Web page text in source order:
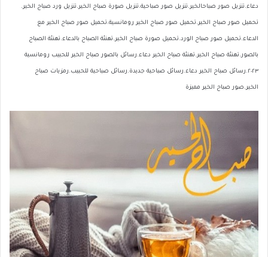
دعاء.تنزيل صور صباحالخير.تنزيل صور صباحية.تنزيل صورة صباح الخير.تنزيل ورد صباح الخير.
تحميل صور صباح الخير.تحميل صور صباح الخير رومانسية.تحميل صور صباح الخير مع
الدعاء.تحميل صور صباح الورد.تحميل صورة صباح الخير.تهنئة الصباح بالدعاء.تهنئة الصباح
بالصور.تهنئة صباح الخير.تهنئة صباح الخير دعاء.رسائل بالصور صباح الخير للحبيب رومانسية
٢٠٢٣.رسائل صباح الخير دعاء.رسائل صباحية جديدة.رسائل صباحية للحبيب.رمزيات صباح
الخير.صور صباح الخير مميزة